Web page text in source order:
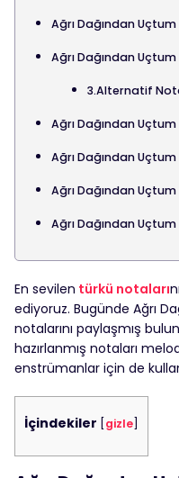
Ağrı Dağından
Ağrı Dağından
3.Alternatif
Ağrı Dağından
Ağrı Dağından
Ağrı Dağından
Ağrı Dağından
En sevilen türkü notaları
ediyoruz. Bugünde Ağrı
notalarını paylaşmış
hazırlanmış notaları
enstrümanlar için de
İçindekiler gizle